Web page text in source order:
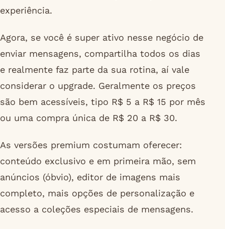
experiência.
Agora, se você é super ativo nesse negócio de
enviar mensagens, compartilha todos os dias
e realmente faz parte da sua rotina, aí vale
considerar o upgrade. Geralmente os preços
são bem acessíveis, tipo R$ 5 a R$ 15 por mês
ou uma compra única de R$ 20 a R$ 30.
As versões premium costumam oferecer:
conteúdo exclusivo e em primeira mão, sem
anúncios (óbvio), editor de imagens mais
completo, mais opções de personalização e
acesso a coleções especiais de mensagens.